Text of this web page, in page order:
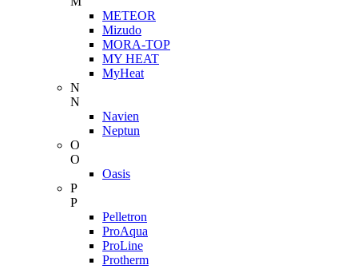
METEOR
Mizudo
MORA-TOP
MY HEAT
MyHeat
N
N
Navien
Neptun
O
O
Oasis
P
P
Pelletron
ProAqua
ProLine
Protherm